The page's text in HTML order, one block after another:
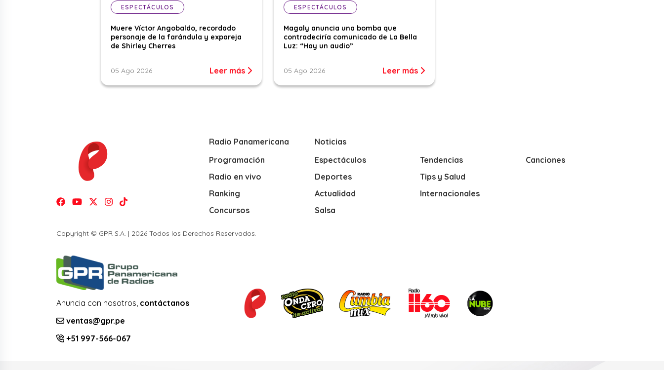
ESPECTÁCULOS
Muere Víctor Angobaldo, recordado
personaje de la farándula y expareja
de Shirley Cherres
05 Ago 2026 Leer más
ESPECTÁCULOS
Magaly anuncia una bomba que
contradeciría comunicado de La Bella
Luz: “Hay un audio”
05 Ago 2026 Leer más
Radio Panamericana
Programación
Radio en vivo
Ranking
Concursos
Noticias
Espectáculos
Deportes
Actualidad
Salsa
Tendencias
Tips y Salud
Internacionales
Canciones
Copyright © GPR S.A. | 2026 Todos los Derechos Reservados.
Anuncia con nosotros, contáctanos
ventas@gpr.pe
+51 997-566-067